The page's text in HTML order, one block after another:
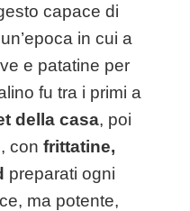
capace di
in cui a
e patatine per
fu tra i primi a
della casa, poi
con frittatine,
preparati ogni
ma potente,